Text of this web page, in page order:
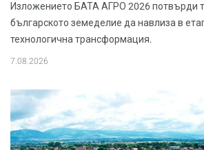
Изложението БАТА АГРО 2026 потвърди
българското земеделие да навлиза в
технологична трансформация.
7.08.2026